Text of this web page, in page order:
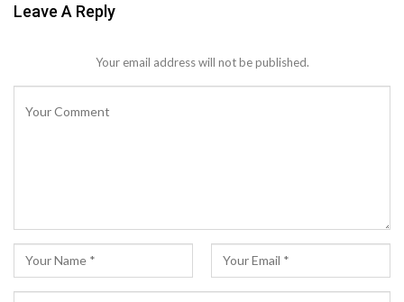
Leave A Reply
Your email address will not be published.